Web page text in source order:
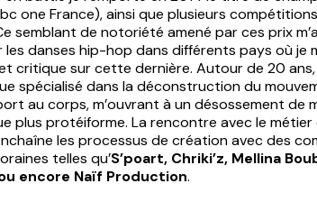
one France), ainsi que plusieurs
semblant de notoriété amené par ces prix
les danses hip-hop dans différents pays où je
critique sur cette dernière. Autour de 20
spécialisé dans la déconstruction du
au corps, m’ouvrant à un désossement de
plus protéiforme. La rencontre avec le métier
les processus de création avec des
telles qu’S’poart, Chriki’z, Mellina
encore Naïf Production.